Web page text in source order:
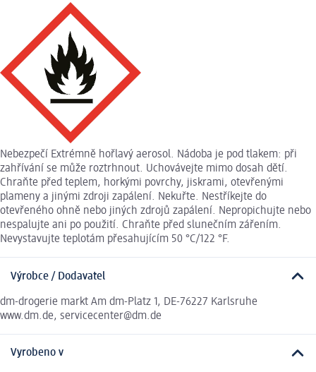
Nebezpečí Extrémně hořlavý aerosol. Nádoba je pod tlakem: při
zahřívání se může roztrhnout. Uchovávejte mimo dosah dětí.
Chraňte před teplem, horkými povrchy, jiskrami, otevřenými
plameny a jinými zdroji zapálení. Nekuřte. Nestříkejte do
otevřeného ohně nebo jiných zdrojů zapálení. Nepropichujte nebo
nespalujte ani po použití. Chraňte před slunečním zářením.
Nevystavujte teplotám přesahujícím 50 °C/122 °F.
Výrobce / Dodavatel
dm-drogerie markt Am dm-Platz 1, DE-76227 Karlsruhe
www.dm.de, servicecenter@dm.de
Vyrobeno v